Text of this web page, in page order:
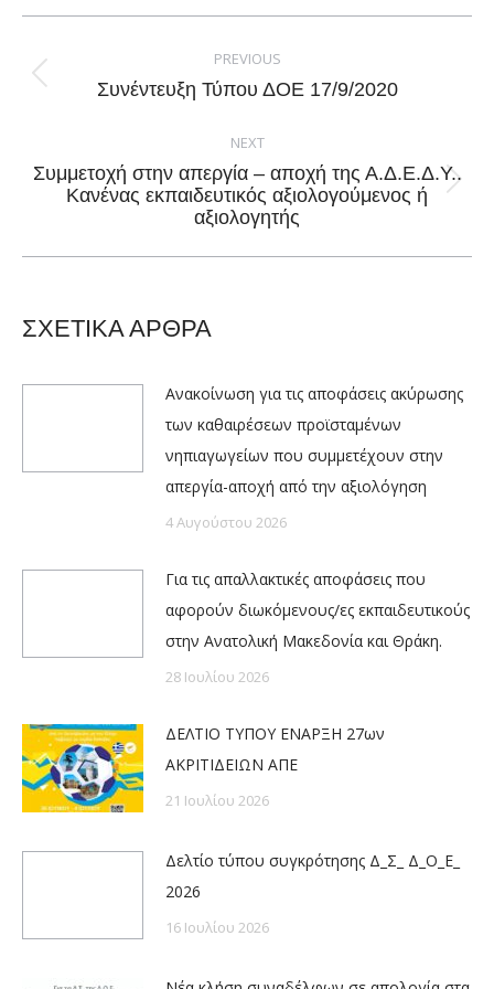
Facebook
X
PinterestLinkedIn
navigation
PREVIOUS
Previous
Συνέντευξη Τύπου ΔΟΕ 17/9/2020
NEXT
Next
post:
Συμμετοχή στην απεργία – αποχή της Α.Δ.Ε.Δ.Υ..
Κανένας εκπαιδευτικός αξιολογούμενος ή
αξιολογητής
ΣΧΕΤΙΚΑ ΑΡΘΡΑ
Ανακοίνωση για τις αποφάσεις ακύρωσης
των καθαιρέσεων προϊσταμένων
νηπιαγωγείων που συμμετέχουν στην
απεργία-αποχή από την αξιολόγηση
4 Αυγούστου 2026
Για τις απαλλακτικές αποφάσεις που
αφορούν διωκόμενους/ες εκπαιδευτικούς
στην Ανατολική Μακεδονία και Θράκη.
28 Ιουλίου 2026
ΔΕΛΤΙΟ ΤΥΠΟΥ ΕΝΑΡΞΗ 27ων
ΑΚΡΙΤΙΔΕΙΩΝ ΑΠΕ
21 Ιουλίου 2026
Δελτίο τύπου συγκρότησης Δ_Σ_ Δ_Ο_Ε_
2026
16 Ιουλίου 2026